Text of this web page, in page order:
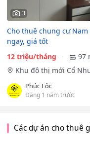
3
Cho thuê chung cư
ngay, giá tốt
12 triệu/tháng
97
Khu đô thị mới Cổ
Phúc Lộc
Đăng 1 năm trước
Các dự án cho thuê